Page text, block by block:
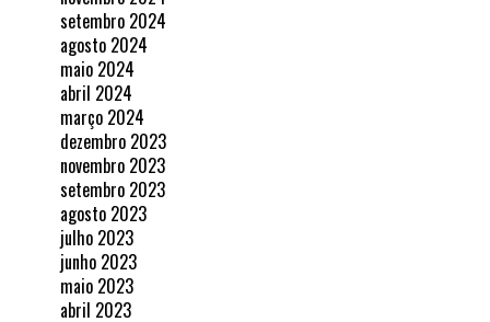
setembro 2024
agosto 2024
maio 2024
abril 2024
março 2024
dezembro 2023
novembro 2023
setembro 2023
agosto 2023
julho 2023
junho 2023
maio 2023
abril 2023